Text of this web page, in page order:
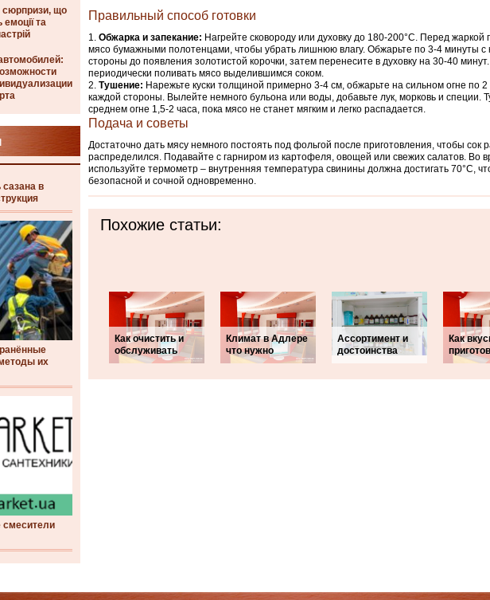
сюрпризи, що
та
сазана в
их
Правильный способ готовки
Обжарка и запекание: Нагрейте сковороду или духовку до 180-200°C. Перед жаркой
мясо бумажными полотенцами, чтобы убрать лишнюю влагу. Обжарьте по 3-4 минуты с
стороны до появления золотистой корочки, затем перенесите в духовку на 30-40
периодически поливать мясо выделившимся соком.
Тушение: Нарежьте куски толщиной примерно 3-4 см, обжарьте на сильном огне по
каждой стороны. Вылейте немного бульона или воды, добавьте лук, морковь и специи.
среднем огне 1,5-2 часа, пока мясо не станет мягким и легко распадается.
Подача и советы
Достаточно дать мясу немного постоять под фольгой после приготовления, чтобы сок
распределился. Подавайте с гарниром из картофеля, овощей или свежих салатов. Во
используйте термометр – внутренняя температура свинины должна достигать 70°C,
безопасной и сочной одновременно.
Похожие статьи:
Как очистить и
обслуживать
Климат в Адлере
что нужно
Ассортимент и
достоинства
Как